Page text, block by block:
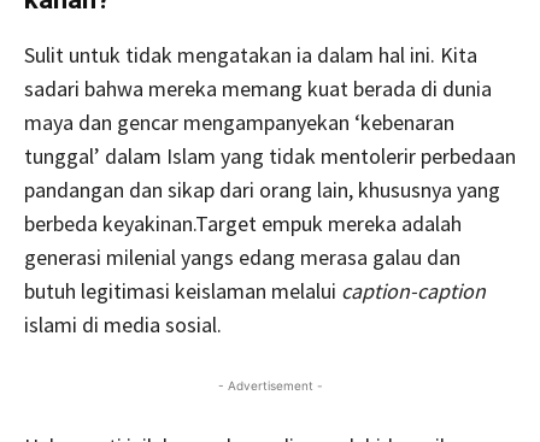
Sulit untuk tidak mengatakan ia dalam hal ini. Kita
sadari bahwa mereka memang kuat berada di dunia
maya dan gencar mengampanyekan ‘kebenaran
tunggal’ dalam Islam yang tidak mentolerir perbedaan
pandangan dan sikap dari orang lain, khususnya yang
berbeda keyakinan.Target empuk mereka adalah
generasi milenial yangs edang merasa galau dan
butuh legitimasi keislaman melalui caption-caption
islami di media sosial.
- Advertisement -